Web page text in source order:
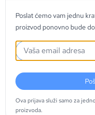
Poslat ćemo vam jednu
proizvod ponovno bude
Ova prijava služi samo za
proizvoda.